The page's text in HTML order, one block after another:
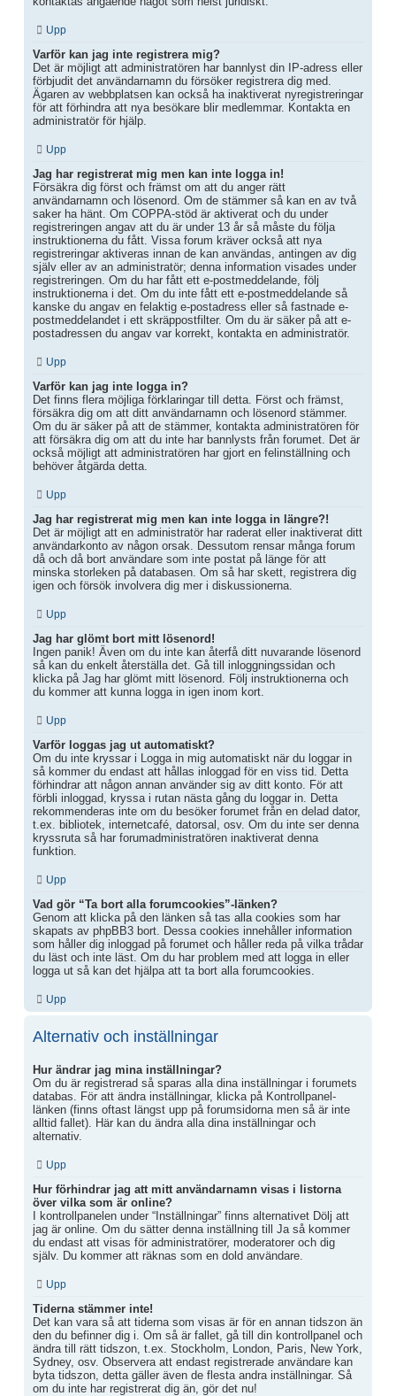
Upp
Varför kan jag inte registrera mig?
Det är möjligt att administratören har bannlyst din IP-adress eller
förbjudit det användarnamn du försöker registrera dig med.
Ägaren av webbplatsen kan också ha inaktiverat nyregistreringar
för att förhindra att nya besökare blir medlemmar. Kontakta en
administratör för hjälp.
Upp
Jag har registrerat mig men kan inte logga in!
Försäkra dig först och främst om att du anger rätt
användarnamn och lösenord. Om de stämmer så kan en av två
saker ha hänt. Om COPPA-stöd är aktiverat och du under
registreringen angav att du är under 13 år så måste du följa
instruktionerna du fått. Vissa forum kräver också att nya
registreringar aktiveras innan de kan användas, antingen av dig
själv eller av an administratör; denna information visades under
registreringen. Om du har fått ett e-postmeddelande, följ
instruktionerna i det. Om du inte fått ett e-postmeddelande så
kanske du angav en felaktig e-postadress eller så fastnade e-
postmeddelandet i ett skräppostfilter. Om du är säker på att e-
postadressen du angav var korrekt, kontakta en administratör.
Upp
Varför kan jag inte logga in?
Det finns flera möjliga förklaringar till detta. Först och främst,
försäkra dig om att ditt användarnamn och lösenord stämmer.
Om du är säker på att de stämmer, kontakta administratören för
att försäkra dig om att du inte har bannlysts från forumet. Det är
också möjligt att administratören har gjort en felinställning och
behöver åtgärda detta.
Upp
Jag har registrerat mig men kan inte logga in längre?!
Det är möjligt att en administratör har raderat eller inaktiverat ditt
användarkonto av någon orsak. Dessutom rensar många forum
då och då bort användare som inte postat på länge för att
minska storleken på databasen. Om så har skett, registrera dig
igen och försök involvera dig mer i diskussionerna.
Upp
Jag har glömt bort mitt lösenord!
Ingen panik! Även om du inte kan återfå ditt nuvarande lösenord
så kan du enkelt återställa det. Gå till inloggningssidan och
klicka på Jag har glömt mitt lösenord. Följ instruktionerna och
du kommer att kunna logga in igen inom kort.
Upp
Varför loggas jag ut automatiskt?
Om du inte kryssar i Logga in mig automatiskt när du loggar in
så kommer du endast att hållas inloggad för en viss tid. Detta
förhindrar att någon annan använder sig av ditt konto. För att
förbli inloggad, kryssa i rutan nästa gång du loggar in. Detta
rekommenderas inte om du besöker forumet från en delad dator,
t.ex. bibliotek, internetcafé, datorsal, osv. Om du inte ser denna
kryssruta så har forumadministratören inaktiverat denna
funktion.
Upp
Vad gör “Ta bort alla forumcookies”-länken?
Genom att klicka på den länken så tas alla cookies som har
skapats av phpBB3 bort. Dessa cookies innehåller information
som håller dig inloggad på forumet och håller reda på vilka trådar
du läst och inte läst. Om du har problem med att logga in eller
logga ut så kan det hjälpa att ta bort alla forumcookies.
Upp
Alternativ och inställningar
Hur ändrar jag mina inställningar?
Om du är registrerad så sparas alla dina inställningar i forumets
databas. För att ändra inställningar, klicka på Kontrollpanel-
länken (finns oftast längst upp på forumsidorna men så är inte
alltid fallet). Här kan du ändra alla dina inställningar och
alternativ.
Upp
Hur förhindrar jag att mitt användarnamn visas i listorna
över vilka som är online?
I kontrollpanelen under “Inställningar” finns alternativet Dölj att
jag är online. Om du sätter denna inställning till Ja så kommer
du endast att visas för administratörer, moderatorer och dig
själv. Du kommer att räknas som en dold användare.
Upp
Tiderna stämmer inte!
Det kan vara så att tiderna som visas är för en annan tidszon än
den du befinner dig i. Om så är fallet, gå till din kontrollpanel och
ändra till rätt tidszon, t.ex. Stockholm, London, Paris, New York,
Sydney, osv. Observera att endast registrerade användare kan
byta tidszon, detta gäller även de flesta andra inställningar. Så
om du inte har registrerat dig än, gör det nu!